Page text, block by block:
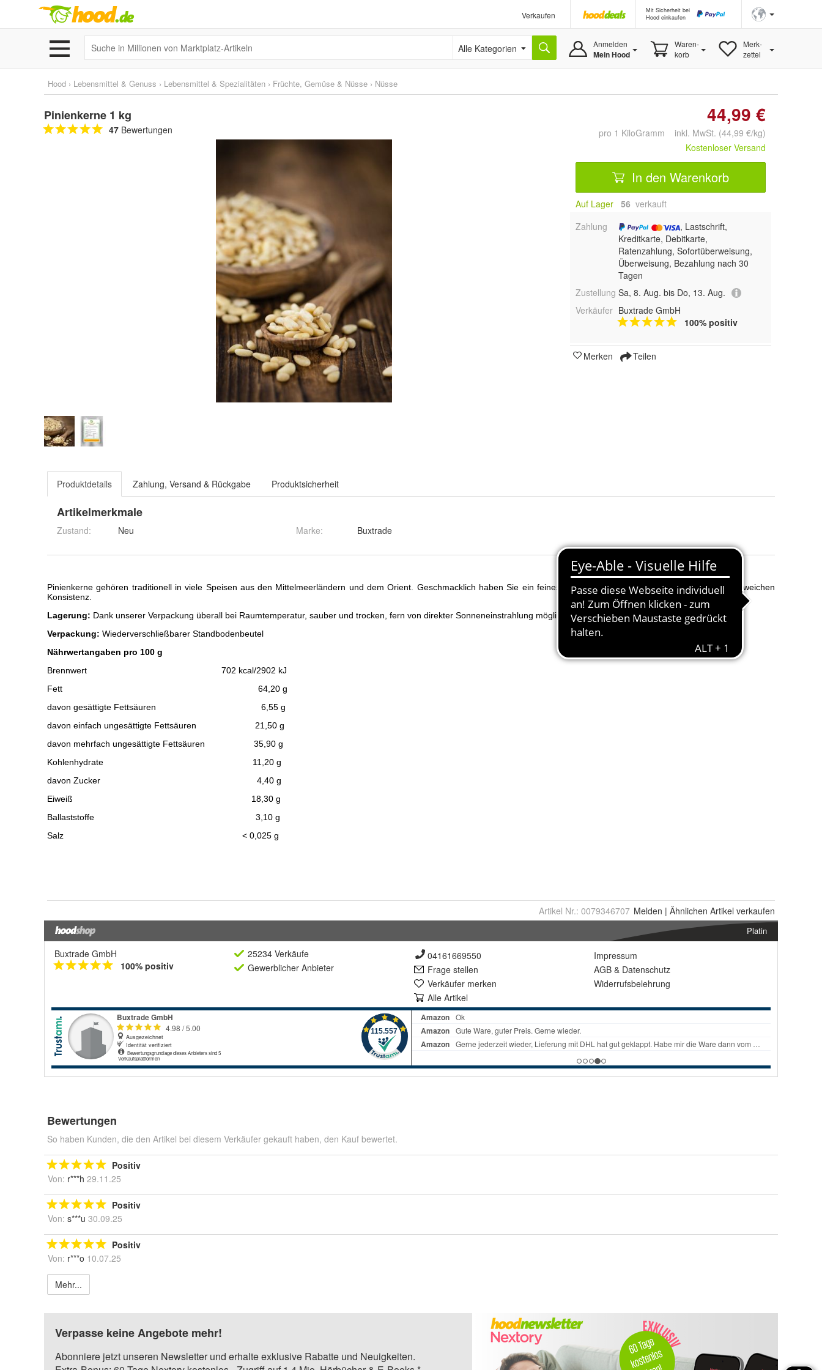
Verkaufen
Mit Sicherheit bei
Hood einkaufen
Alle Kategorien Anmelden
Mein Hood
Waren-
korb
Merk-
zettel
Hood › Lebensmittel & Genuss › Lebensmittel & Spezialitäten › Früchte, Gemüse & Nüsse › Nüsse
Pinienkerne 1 kg
47 Bewertungen
44,99 €
pro 1 KiloGramm inkl. MwSt. (44,99 €/kg)
Kostenloser Versand
In den Warenkorb
Auf Lager 56 verkauft
Zahlung
, Lastschrift,
Kreditkarte, Debitkarte,
Ratenzahlung, Sofortüberweisung,
Überweisung, Bezahlung nach 30
Tagen
Zustellung Sa, 8. Aug. bis Do, 13. Aug.
Verkäufer Buxtrade GmbH
100% positiv
Merken Teilen
Produktdetails Zahlung, Versand & Rückgabe Produktsicherheit
Artikelmerkmale
Zustand: Neu Marke: Buxtrade
Artikel Nr.: 0079346707 Melden | Ähnlichen Artikel verkaufen
Platin
Buxtrade GmbH
100% positiv
25234 Verkäufe
Gewerblicher Anbieter
04161669550
Frage stellen
Verkäufer merken
Alle Artikel
Impressum
AGB & Datenschutz
Widerrufsbelehrung
Bewertungen
So haben Kunden, die den Artikel bei diesem Verkäufer gekauft haben, den Kauf bewertet.
Positiv
Von: r***h 29.11.25
Positiv
Von: s***u 30.09.25
Positiv
Von: r***o 10.07.25
Mehr...
Verpasse keine Angebote mehr!
Abonniere jetzt unseren Newsletter und erhalte exklusive Rabatte und Neuigkeiten.